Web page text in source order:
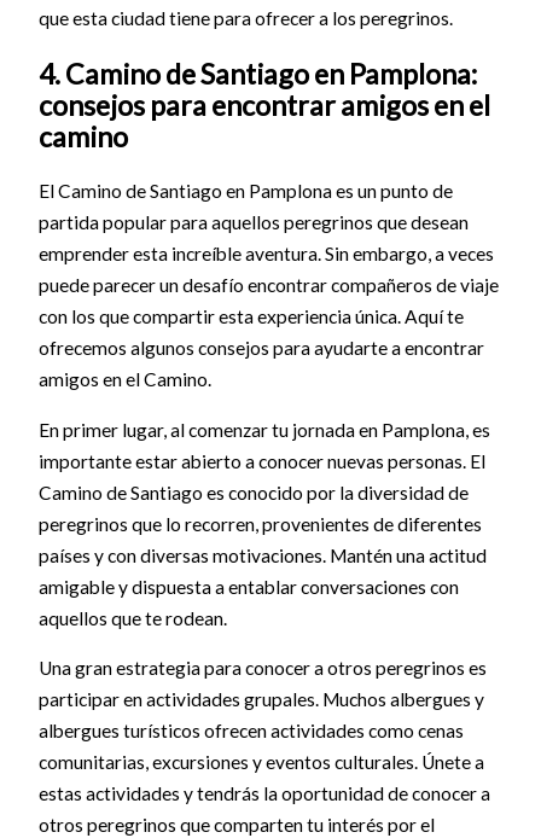
que esta ciudad tiene para ofrecer a los peregrinos.
4. Camino de Santiago en Pamplona:
consejos para encontrar amigos en el
camino
El Camino de Santiago en Pamplona es un punto de
partida popular para aquellos peregrinos que desean
emprender esta increíble aventura. Sin embargo, a veces
puede parecer un desafío encontrar compañeros de viaje
con los que compartir esta experiencia única. Aquí te
ofrecemos algunos consejos para ayudarte a encontrar
amigos en el Camino.
En primer lugar, al comenzar tu jornada en Pamplona, es
importante estar abierto a conocer nuevas personas. El
Camino de Santiago es conocido por la diversidad de
peregrinos que lo recorren, provenientes de diferentes
países y con diversas motivaciones. Mantén una actitud
amigable y dispuesta a entablar conversaciones con
aquellos que te rodean.
Una gran estrategia para conocer a otros peregrinos es
participar en actividades grupales. Muchos albergues y
albergues turísticos ofrecen actividades como cenas
comunitarias, excursiones y eventos culturales. Únete a
estas actividades y tendrás la oportunidad de conocer a
otros peregrinos que comparten tu interés por el